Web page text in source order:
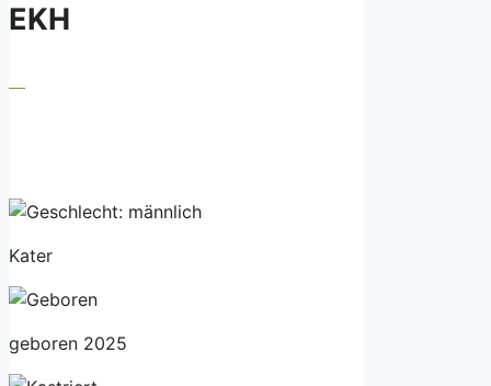
EKH
Kater
geboren 2025